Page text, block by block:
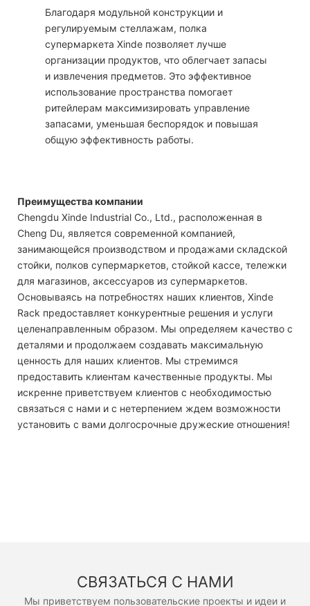
Благодаря модульной конструкции и
регулируемым стеллажам, полка
супермаркета Xinde позволяет лучше
организации продуктов, что облегчает запасы
и извлечения предметов. Это эффективное
использование пространства помогает
ритейлерам максимизировать управление
запасами, уменьшая беспорядок и повышая
общую эффективность работы.
Преимущества компании
Chengdu Xinde Industrial Co., Ltd., расположенная в
Cheng Du, является современной компанией,
занимающейся производством и продажами складской
стойки, полков супермаркетов, стойкой кассе, тележки
для магазинов, аксессуаров из супермаркетов.
Основываясь на потребностях наших клиентов, Xinde
Rack предоставляет конкурентные решения и услуги
целенаправленным образом. Мы определяем качество с
деталями и продолжаем создавать максимальную
ценность для наших клиентов. Мы стремимся
предоставить клиентам качественные продукты. Мы
искренне приветствуем клиентов с необходимостью
связаться с нами и с нетерпением ждем возможности
установить с вами долгосрочные дружеские отношения!
СВЯЗАТЬСЯ С НАМИ
Мы приветствуем пользовательские проекты и идеи и